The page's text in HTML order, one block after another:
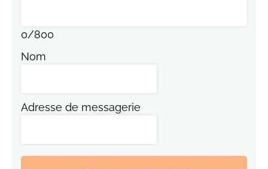
0/800
Nom
Adresse de messagerie